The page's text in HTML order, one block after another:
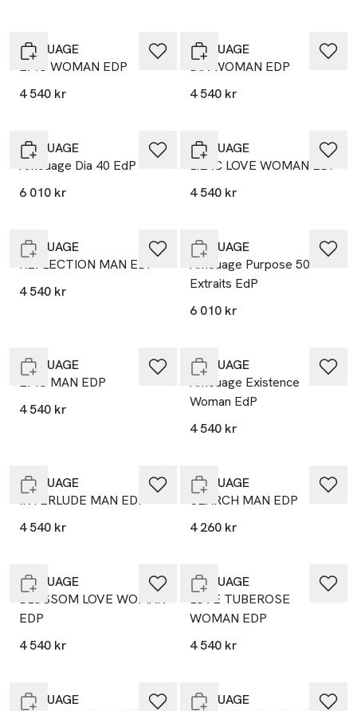
AMOUAGE
EPIC WOMAN EDP
4 540 kr
AMOUAGE
DIA WOMAN EDP
4 540 kr
AMOUAGE
Amouage Dia 40 EdP
6 010 kr
AMOUAGE
LILAC LOVE WOMAN EDP
4 540 kr
AMOUAGE
REFLECTION MAN EDP
4 540 kr
AMOUAGE
Amouage Purpose 50
Extraits EdP
6 010 kr
AMOUAGE
EPIC MAN EDP
4 540 kr
AMOUAGE
Amouage Existence
Woman EdP
4 540 kr
AMOUAGE
INTERLUDE MAN EDP
4 540 kr
AMOUAGE
SEARCH MAN EDP
4 260 kr
AMOUAGE
BLOSSOM LOVE WOMAN
EDP
4 540 kr
AMOUAGE
LOVE TUBEROSE
WOMAN EDP
4 540 kr
AMOUAGE
AMOUAGE